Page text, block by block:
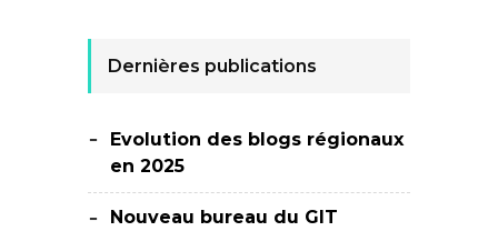
Dernières publications
Evolution des blogs régionaux
en 2025
Nouveau bureau du GIT